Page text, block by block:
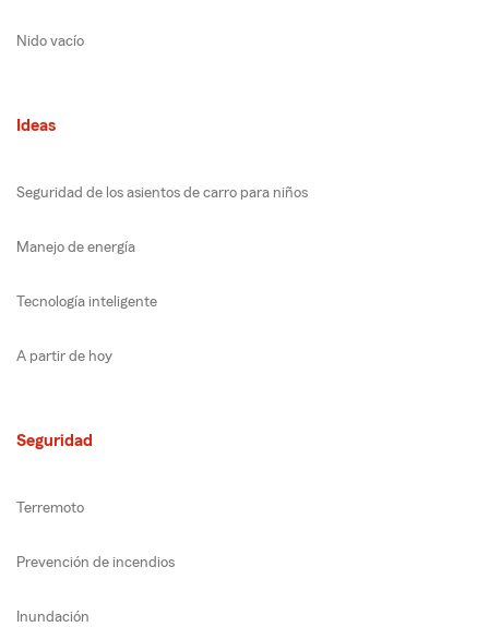
Nido vacío
Ideas
Seguridad de los asientos de carro para niños
Manejo de energía
Tecnología inteligente
A partir de hoy
Seguridad
Terremoto
Prevención de incendios
Inundación